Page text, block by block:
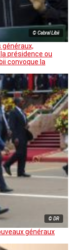
© Cabral Libii
généraux,
présidence ou
convoque la
© DR
généraux